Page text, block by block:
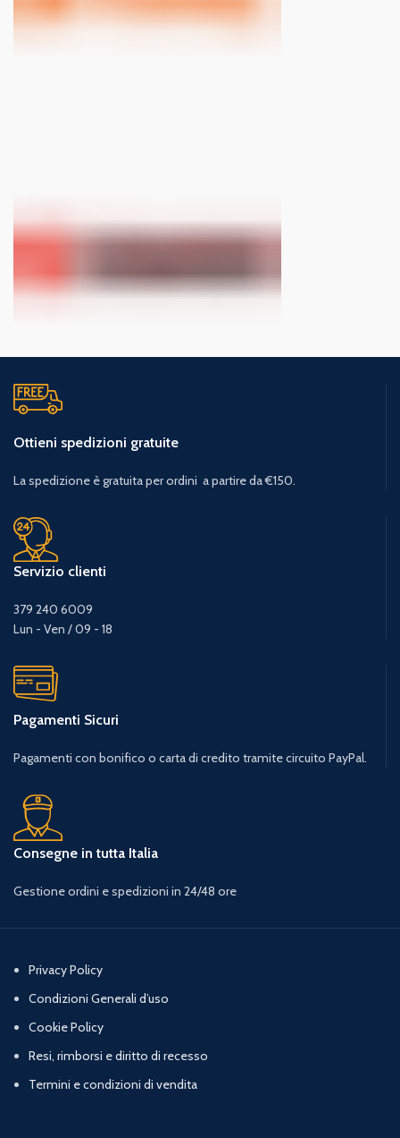
Ottieni spedizioni gratuite
La spedizione è gratuita per ordini a partire da €150.
Servizio clienti
379 240 6009
Lun - Ven / 09 - 18
Pagamenti Sicuri
Pagamenti con bonifico o carta di credito tramite circuito PayPal.
Consegne in tutta Italia
Gestione ordini e spedizioni in 24/48 ore
Privacy Policy
Condizioni Generali d’uso
Cookie Policy
Resi, rimborsi e diritto di recesso
Termini e condizioni di vendita